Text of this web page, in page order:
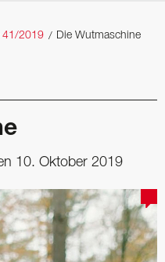
41/2019 Die Wutmaschine
10. Oktober 2019